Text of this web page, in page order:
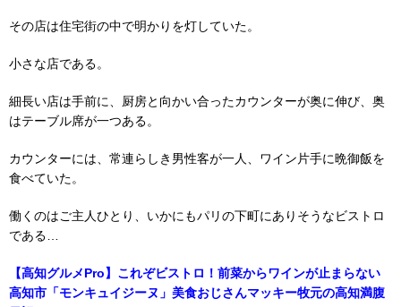
その店は住宅街の中で明かりを灯していた。
小さな店である。
細長い店は手前に、厨房と向かい合ったカウンターが奥に伸び、奥
はテーブル席が一つある。
カウンターには、常連らしき男性客が一人、ワイン片手に晩御飯を
食べていた。
働くのはご主人ひとり、いかにもパリの下町にありそうなビストロ
である…
【高知グルメPro】これぞビストロ！前菜からワインが止まらない
高知市「モンキュイジーヌ」美食おじさんマッキー牧元の高知満腹